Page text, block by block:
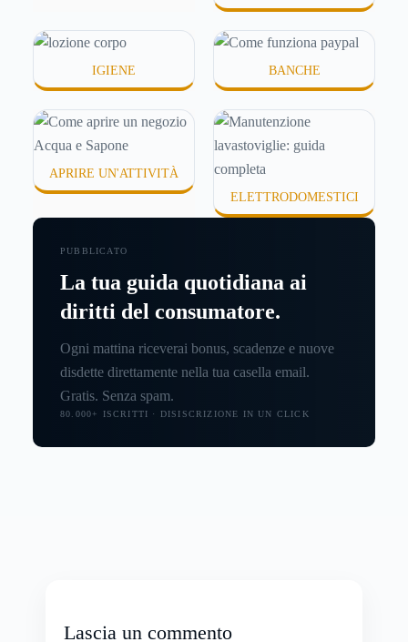
IGIENE BANCHE
APRIRE UN'ATTIVITÀ
ELETTRODOMESTICI
PUBBLICATO
La tua guida quotidiana ai
diritti del consumatore.
Ogni mattina riceverai bonus, scadenze e nuove
disdette direttamente nella tua casella email.
Gratis. Senza spam.
80.000+ ISCRITTI · DISISCRIZIONE IN UN CLICK
Lascia un commento